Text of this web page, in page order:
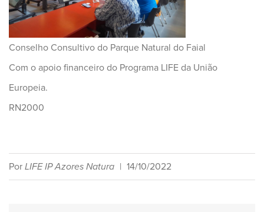
Conselho Consultivo do Parque Natural do Faial
Com o apoio financeiro do Programa LIFE da União
Europeia.
RN2000
Por LIFE IP Azores Natura | 14/10/2022